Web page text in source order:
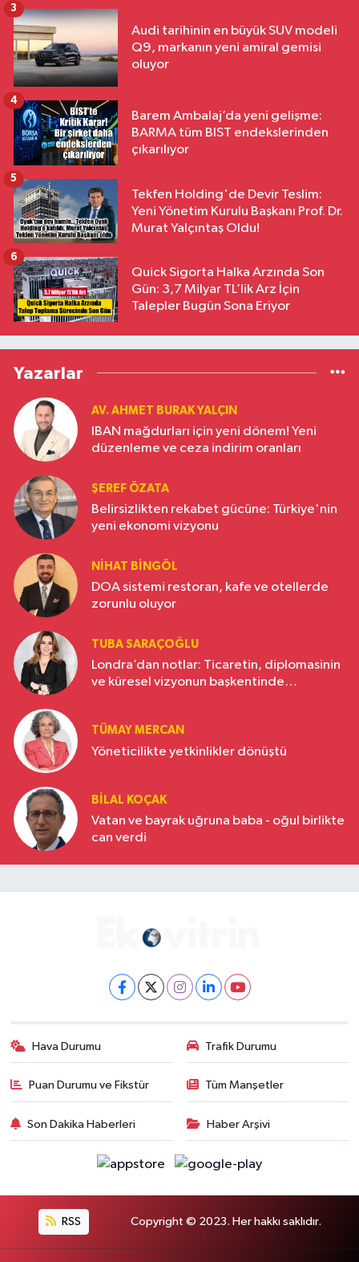
Audi tarihinin en büyük SUV modeli
Q9, markanın yeni amiral gemisi
oluyor
3
Barem Ambalaj’da yeni gelişme:
BARMA tüm BIST endekslerinden
çıkarılıyor
4
Tekfen Holding'de Devir Teslim:
Yeni Yönetim Kurulu Başkanı Prof. Dr.
Murat Yalçıntaş Oldu!
5
Quick Sigorta Halka Arzında Son
Gün: 3,7 Milyar TL’lik Arz İçin
Talepler Bugün Sona Eriyor
6
Yazarlar
AV. AHMET BURAK YALÇIN
IBAN mağdurları için yeni dönem! Yeni
düzenleme ve ceza indirim oranları
ŞEREF ÖZATA
Belirsizlikten rekabet gücüne: Türkiye'nin
yeni ekonomi vizyonu
NIHAT BINGÖL
DOA sistemi restoran, kafe ve otellerde
zorunlu oluyor
TUBA SARAÇOĞLU
Londra’dan notlar: Ticaretin, diplomasinin
ve küresel vizyonun başkentinde
TÜMAY MERCAN
Yöneticilikte yetkinlikler dönüştü
BILAL KOÇAK
Vatan ve bayrak uğruna baba - oğul birlikte
can verdi
Hava Durumu Trafik Durumu
Puan Durumu ve Fikstür Tüm Manşetler
Son Dakika Haberleri Haber Arşivi
RSS Copyright © 2023. Her hakkı saklıdır.